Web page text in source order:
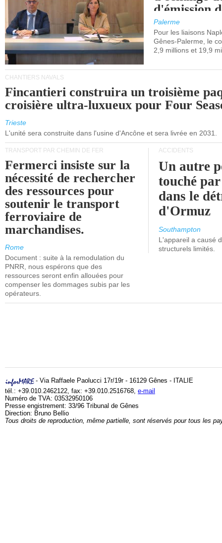
d'émission
(SEQE-UE)
maritimes
occidentale.
Palerme
Pour les liaisons
Gênes-Palerme, le
2,9 millions et 19,9
CHANTIERS NAVALS
Fincantieri construira un troisième
croisière ultra-luxueux pour Four
Trieste
L'unité sera construite dans l'usine d'Ancône et sera livrée en 2031.
TRANSPORT PAR CHEMIN DE FER
Fermerci insiste sur la
nécessité de rechercher
des ressources pour
soutenir le transport
ferroviaire de
marchandises.
Rome
Document : suite à la remodulation du
PNRR, nous espérons que des
ressources seront enfin allouées pour
compenser les dommages subis par les
opérateurs.
ACCIDENTS
Un autre
touché
dans le
d'Ormuz
Southampton
L'appareil a causé
structurels limités.
- Via Raffaele Paolucci 17r/19r - 16129 Gênes - ITALIE
tél.: +39.010.2462122, fax: +39.010.2516768, e-mail
Numéro de TVA: 03532950106
Presse engistrement: 33/96 Tribunal de Gênes
Direction: Bruno Bellio
Tous droits de reproduction, même partielle, sont réservés pour tous les